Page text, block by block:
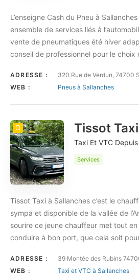
L’enseigne Cash du Pneu à
ensemble de services liés à
vente de pneumatiques été hiver
conseil de professionnel pour le
ADRESSE :
320 Rue de Verdun, 74700
WEB :
Pneus à Sallanches
Tissot
Taxi Et VTC
Services
Tissot Taxi à Sallanches c’est le
sympa et disponible de la vallée de
sourire ce jeune chauffeur met tout
conduire à bon port, que cela soit
ADRESSE :
39 Montée des Rubins
WEB :
Taxi et VTC à Sallanches